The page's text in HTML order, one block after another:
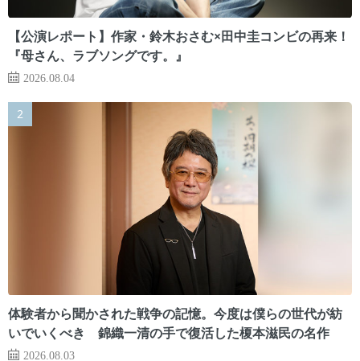
【公演レポート】作家・鈴木おさむ×田中圭コンビの再来！
『母さん、ラブソングです。』
2026.08.04
体験者から聞かされた戦争の記憶。今度は僕らの世代が紡
いでいくべき 錦織一清の手で復活した榎本滋民の名作
2026.08.03